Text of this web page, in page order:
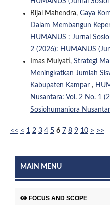
Rijal Mahendra, Gaya
Dalam Membangun
HUMANUS : Jurnal
2 (2026): HUMANUS
Imas Mulyati, Strategi
Meningkatkan Jumlah
Kabupaten Kampar ,
Nusantara: Vol. 2 No. 1
Sosiohumaniora
<< < 1 2 3 4 5 6 7 8 9 10 > >>
MAIN MENU
FOCUS AND SCOPE